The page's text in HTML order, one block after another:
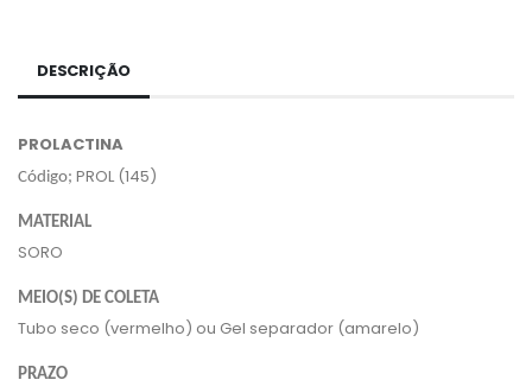
DESCRIÇÃO
PROLACTINA
Código; PROL (145)
MATERIAL
SORO
MEIO(S) DE COLETA
Tubo seco (vermelho) ou Gel separador (amarelo)
PRAZO